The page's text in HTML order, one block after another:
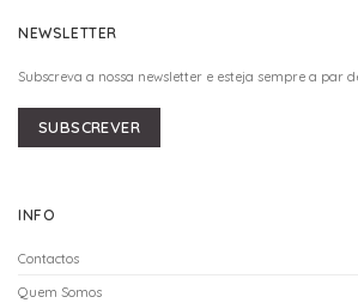
NEWSLETTER
Subscreva a nossa newsletter e esteja sempre a par
SUBSCREVER
INFO
Contactos
Quem Somos